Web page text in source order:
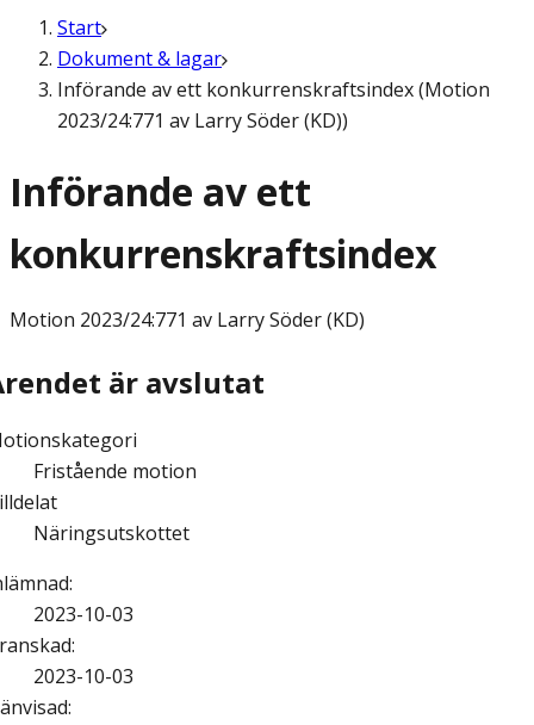
Start
Dokument & lagar
Införande av ett konkurrenskraftsindex (Motion
2023/24:771 av Larry Söder (KD))
Införande av ett
konkurrenskraftsindex
Motion 2023/24:771 av Larry Söder (KD)
är avslutat
Fristående motion
Näringsutskottet
:
2023-10-03
:
2023-10-03
: